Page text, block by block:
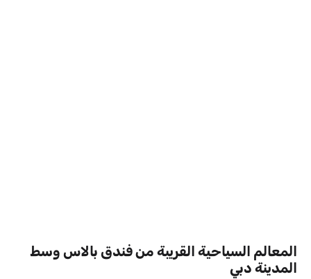
المعالم السياحية القريبة من فندق بالاس وسط
المدينة دبي